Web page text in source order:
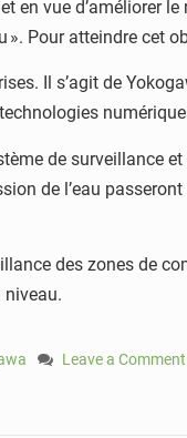
vue d’améliorer
Pour atteindre cet
Il s’agit de
de surveillance
de l’eau
des zones de
niveau.
Leave a Comment